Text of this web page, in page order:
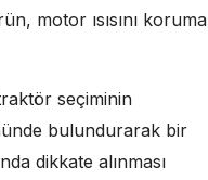
motor ısısını koruma
seçiminin
bulundurarak bir
dikkate alınması